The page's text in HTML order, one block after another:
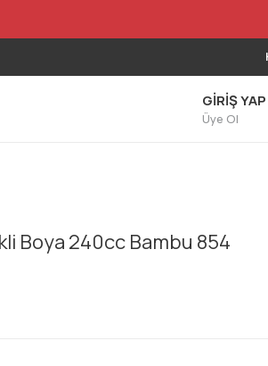
GİRİŞ YAP
Üye Ol
Boya 240cc Bambu 854